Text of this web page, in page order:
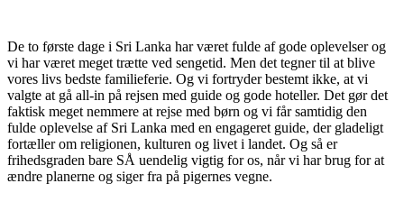
De to første dage i Sri Lanka har været fulde af gode oplevelser og
vi har været meget trætte ved sengetid. Men det tegner til at blive
vores livs bedste familieferie. Og vi fortryder bestemt ikke, at vi
valgte at gå all-in på rejsen med guide og gode hoteller. Det gør det
faktisk meget nemmere at rejse med børn og vi får samtidig den
fulde oplevelse af Sri Lanka med en engageret guide, der gladeligt
fortæller om religionen, kulturen og livet i landet. Og så er
frihedsgraden bare SÅ uendelig vigtig for os, når vi har brug for at
ændre planerne og siger fra på pigernes vegne.